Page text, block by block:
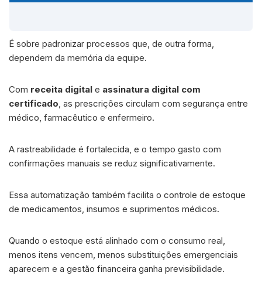
É sobre padronizar processos que, de outra forma,
dependem da memória da equipe.
Com receita digital e assinatura digital com
certificado , as prescrições circulam com segurança entre
médico, farmacêutico e enfermeiro.
A rastreabilidade é fortalecida, e o tempo gasto com
confirmações manuais se reduz significativamente.
Essa automatização também facilita o controle de estoque
de medicamentos, insumos e suprimentos médicos.
Quando o estoque está alinhado com o consumo real,
menos itens vencem, menos substituições emergenciais
aparecem e a gestão financeira ganha previsibilidade.